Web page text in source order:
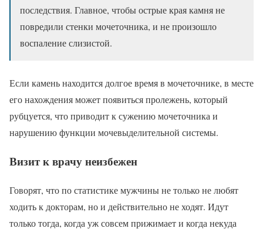
последствия. Главное, чтобы острые края камня не
повредили стенки мочеточника, и не произошло
воспаление слизистой.
Если камень находится долгое время в мочеточнике, в месте
его нахождения может появиться пролежень, который
рубцуется, что приводит к сужению мочеточника и
нарушению функции мочевыделительной системы.
Визит к врачу неизбежен
Говорят, что по статистике мужчины не только не любят
ходить к докторам, но и действительно не ходят. Идут
только тогда, когда уж совсем прижимает и когда некуда